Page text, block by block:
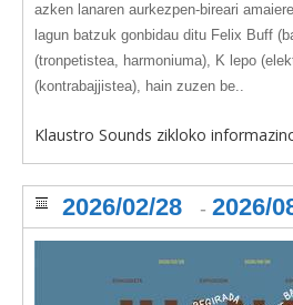
azken lanaren aurkezpen-bireari
lagun batzuk gonbidau ditu Felix Buff
(tronpetistea, harmoniuma), K lepo
(kontrabajjistea), hain zuzen be..
Klaustro Sounds zikloko
2026/02/28 - 2026/